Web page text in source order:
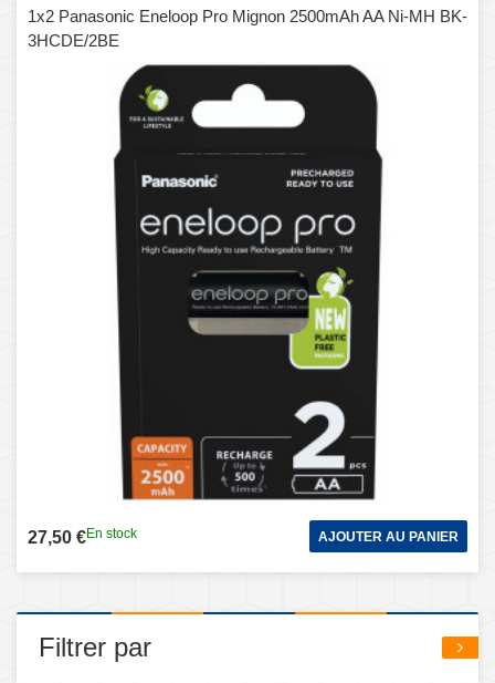
1x2 Panasonic Eneloop Pro Mignon 2500mAh AA Ni-MH BK-
3HCDE/2BE
27,50 €En stock AJOUTER AU PANIER
Filtrer par